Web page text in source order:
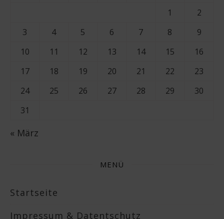
1
2
3
4 5 6 7 8
9
10
11 12 13 14 15
16
17
18 19 20 21 22
23
24
25 26 27 28 29
30
31
« März
MENÜ
Startseite
Impressum & Datentschutz